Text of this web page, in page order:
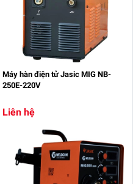
Máy hàn điện tử Jasic MIG NB-
250E-220V
Liên hệ